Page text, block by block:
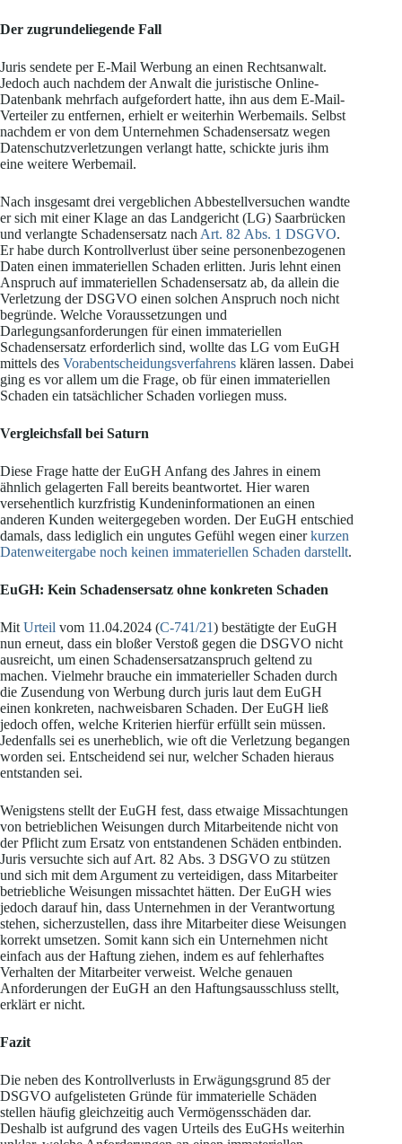
Der zugrundeliegende Fall
Juris sendete per E-Mail Werbung an einen Rechtsanwalt.
Jedoch auch nachdem der Anwalt die juristische Online-
Datenbank mehrfach aufgefordert hatte, ihn aus dem E-Mail-
Verteiler zu entfernen, erhielt er weiterhin Werbemails. Selbst
nachdem er von dem Unternehmen Schadensersatz wegen
Datenschutzverletzungen verlangt hatte, schickte juris ihm
eine weitere Werbemail.
Nach insgesamt drei vergeblichen Abbestellversuchen wandte
er sich mit einer Klage an das Landgericht (LG) Saarbrücken
und verlangte Schadensersatz nach Art. 82 Abs. 1 DSGVO.
Er habe durch Kontrollverlust über seine personenbezogenen
Daten einen immateriellen Schaden erlitten. Juris lehnt einen
Anspruch auf immateriellen Schadensersatz ab, da allein die
Verletzung der DSGVO einen solchen Anspruch noch nicht
begründe. Welche Voraussetzungen und
Darlegungsanforderungen für einen immateriellen
Schadensersatz erforderlich sind, wollte das LG vom EuGH
mittels des Vorabentscheidungsverfahrens klären lassen. Dabei
ging es vor allem um die Frage, ob für einen immateriellen
Schaden ein tatsächlicher Schaden vorliegen muss.
Vergleichsfall bei Saturn
Diese Frage hatte der EuGH Anfang des Jahres in einem
ähnlich gelagerten Fall bereits beantwortet. Hier waren
versehentlich kurzfristig Kundeninformationen an einen
anderen Kunden weitergegeben worden. Der EuGH entschied
damals, dass lediglich ein ungutes Gefühl wegen einerkurzen
Datenweitergabe noch keinen immateriellen Schaden darstellt.
EuGH: Kein Schadensersatz ohne konkreten Schaden
Mit Urteil vom 11.04.2024 (C-741/21) bestätigte der EuGH
nun erneut, dass ein bloßer Verstoß gegen die DSGVO nicht
ausreicht, um einen Schadensersatzanspruch geltend zu
machen. Vielmehr brauche ein immaterieller Schaden durch
die Zusendung von Werbung durch juris laut dem EuGH
einen konkreten, nachweisbaren Schaden. Der EuGH ließ
jedoch offen, welche Kriterien hierfür erfüllt sein müssen.
Jedenfalls sei es unerheblich, wie oft die Verletzung begangen
worden sei. Entscheidend sei nur, welcher Schaden hieraus
entstanden sei.
Wenigstens stellt der EuGH fest, dass etwaige Missachtungen
von betrieblichen Weisungen durch Mitarbeitende nicht von
der Pflicht zum Ersatz von entstandenen Schäden entbinden.
Juris versuchte sich auf Art. 82 Abs. 3 DSGVO zu stützen
und sich mit dem Argument zu verteidigen, dass Mitarbeiter
betriebliche Weisungen missachtet hätten. Der EuGH wies
jedoch darauf hin, dass Unternehmen in der Verantwortung
stehen, sicherzustellen, dass ihre Mitarbeiter diese Weisungen
korrekt umsetzen. Somit kann sich ein Unternehmen nicht
einfach aus der Haftung ziehen, indem es auf fehlerhaftes
Verhalten der Mitarbeiter verweist. Welche genauen
Anforderungen der EuGH an den Haftungsausschluss stellt,
erklärt er nicht.
Fazit
Die neben des Kontrollverlusts in Erwägungsgrund 85 der
DSGVO aufgelisteten Gründe für immaterielle Schäden
stellen häufig gleichzeitig auch Vermögensschäden dar.
Deshalb ist aufgrund des vagen Urteils des EuGHs weiterhin